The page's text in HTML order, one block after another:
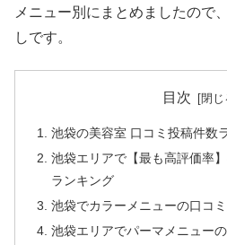
メニュー別にまとめましたので
しです。
目次
池袋の美容室 口コミ投稿件数
池袋エリアで【最も高評価率
ランキング
池袋でカラーメニューの口コ
池袋エリアでパーマメニュー